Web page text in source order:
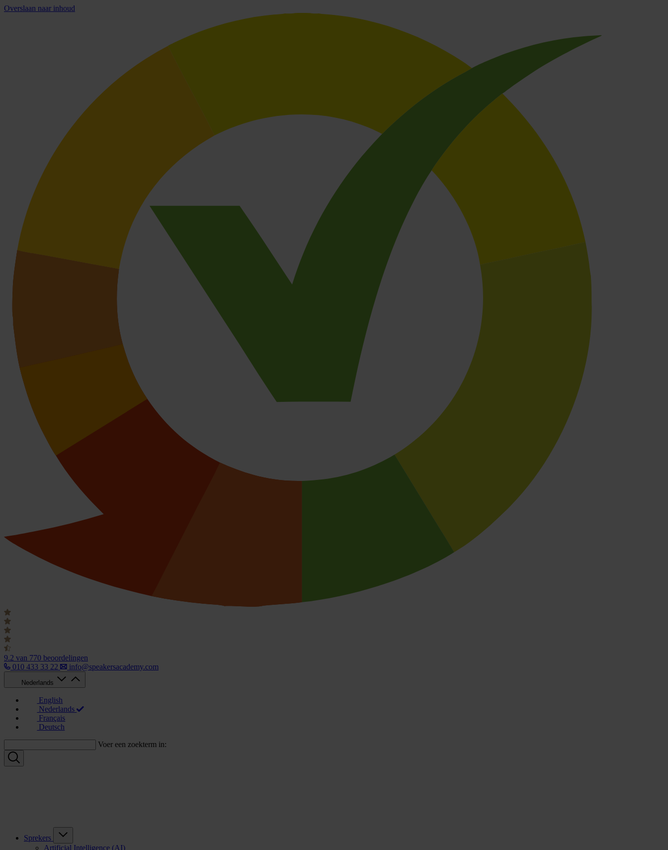
Overslaan naar inhoud
9.2 van 770 beoordelingen
010 433 33 22
info@speakersacademy.com
Nederlands
English
Nederlands
Français
Deutsch
Voer een zoekterm in:
Sprekers
Artificial Intelligence (AI)